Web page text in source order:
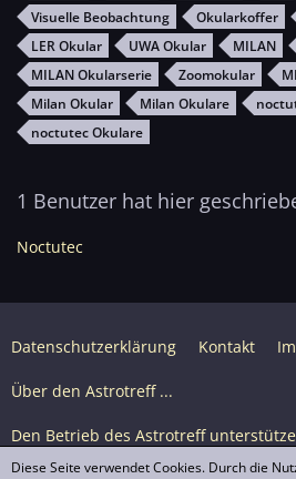
Visuelle Beobachtung
Okularkoffer
LER Okular
UWA Okular MILAN
MILAN Okularserie
Zoomokular
Milan Okular
Milan Okulare
noctutec Okulare
1 Benutzer hat hier
Noctutec
Datenschutzerklärung Kontakt
Über den Astrotreff ...
Den Betrieb des Astrotreff
Diese Seite verwendet Cookies. Durch die